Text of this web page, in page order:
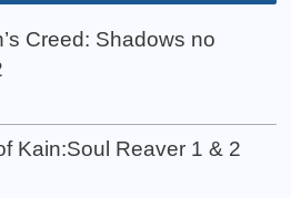
Creed: Shadows no
Kain:Soul Reaver 1 & 2